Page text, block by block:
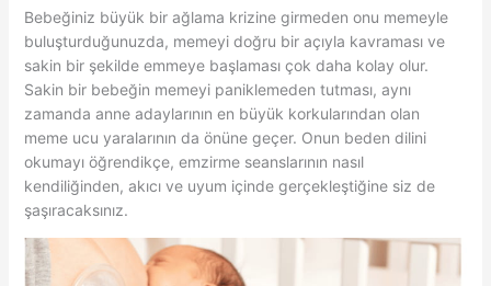
Bebeğiniz büyük bir ağlama krizine girmeden onu memeyle
buluşturduğunuzda, memeyi doğru bir açıyla kavraması ve
sakin bir şekilde emmeye başlaması çok daha kolay olur.
Sakin bir bebeğin memeyi paniklemeden tutması, aynı
zamanda anne adaylarının en büyük korkularından olan
meme ucu yaralarının da önüne geçer. Onun beden dilini
okumayı öğrendikçe, emzirme seanslarının nasıl
kendiliğinden, akıcı ve uyum içinde gerçekleştiğine siz de
şaşıracaksınız.